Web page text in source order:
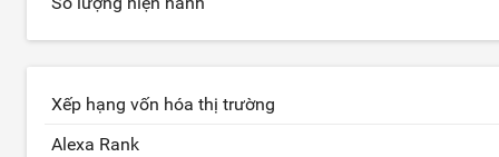
Xếp hạng vốn hóa thị trường
Alexa Rank